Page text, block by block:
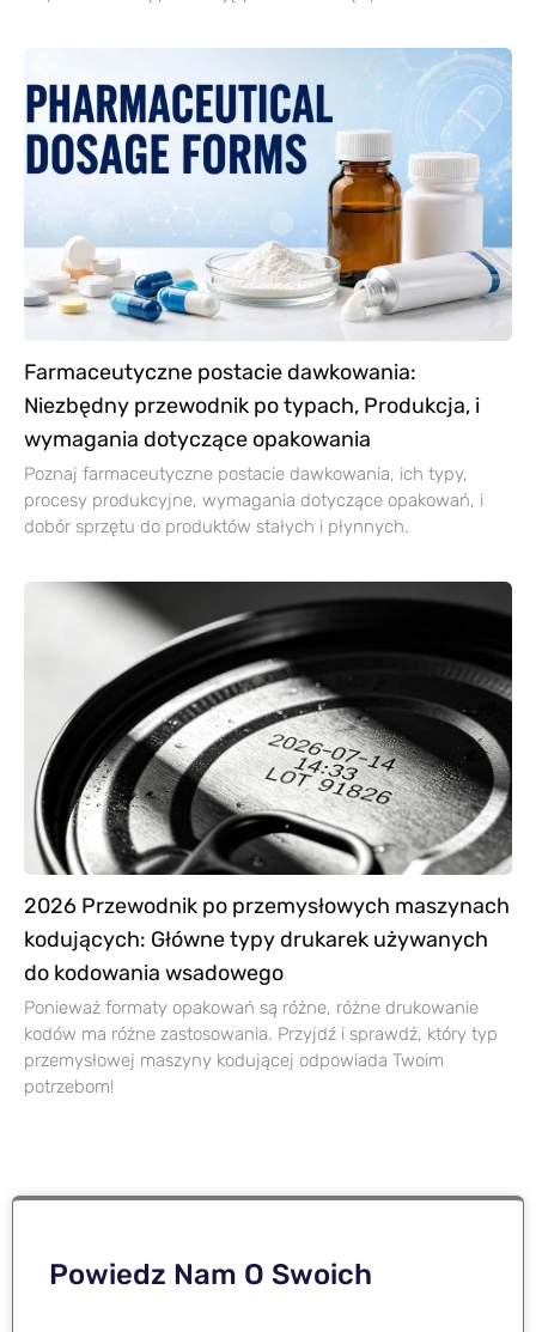
Farmaceutyczne postacie dawkowania:
Niezbędny przewodnik po typach, Produkcja, i
wymagania dotyczące opakowania
Poznaj farmaceutyczne postacie dawkowania, ich typy,
procesy produkcyjne, wymagania dotyczące opakowań, i
dobór sprzętu do produktów stałych i płynnych.
2026 Przewodnik po przemysłowych maszynach
kodujących: Główne typy drukarek używanych
do kodowania wsadowego
Ponieważ formaty opakowań są różne, różne drukowanie
kodów ma różne zastosowania. Przyjdź i sprawdź, który typ
przemysłowej maszyny kodującej odpowiada Twoim
potrzebom!
Powiedz Nam O Swoich